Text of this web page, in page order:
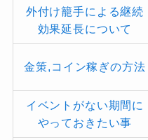
外付け籠手による継続
効果延長について
金策,コイン稼ぎの方法
イベントがない期間に
やっておきたい事